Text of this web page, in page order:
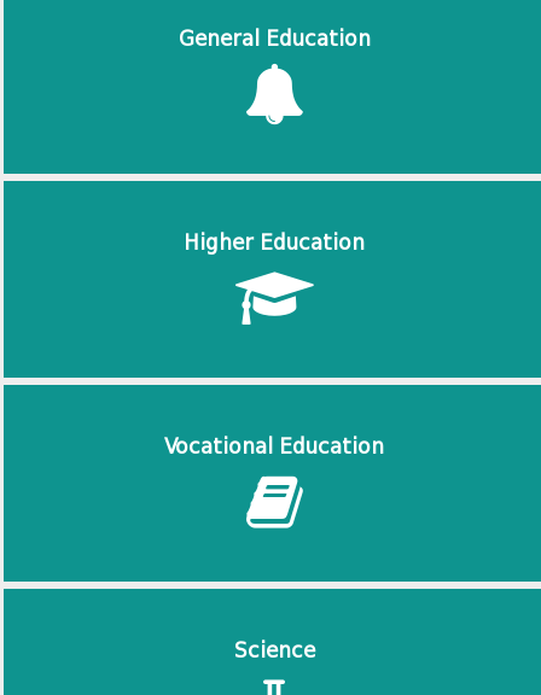
General Education
Higher Education
Vocational Education
Science